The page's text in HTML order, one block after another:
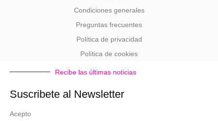
Condiciones generales
Preguntas frecuentes
Política de privacidad
Política de cookies
Recibe las últimas noticias
Suscribete al Newsletter
Acepto